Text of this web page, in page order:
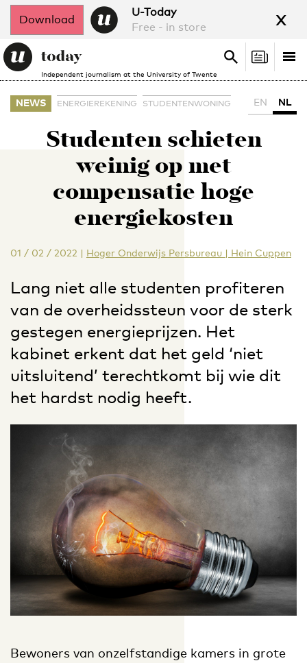
Download
U-Today
Free - in store
x
Independent journalism at the University of Twente
Search
Search
NEWS ENERGIEREKENING STUDENTENWONING EN NL
Studenten schieten
weinig op met
compensatie hoge
energiekosten
01 / 02 / 2022 | Hoger Onderwijs Persbureau | Hein Cuppen
Lang niet alle studenten profiteren
van de overheidssteun voor de sterk
gestegen energieprijzen. Het
kabinet erkent dat het geld ‘niet
uitsluitend’ terechtkomt bij wie dit
het hardst nodig heeft.
Bewoners van onzelfstandige kamers in grote